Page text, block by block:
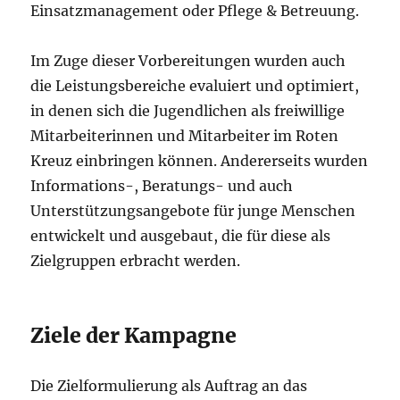
Einsatzmanagement oder Pflege & Betreuung.
Im Zuge dieser Vorbereitungen wurden auch
die Leistungsbereiche evaluiert und optimiert,
in denen sich die Jugendlichen als freiwillige
Mitarbeiterinnen und Mitarbeiter im Roten
Kreuz einbringen können. Andererseits wurden
Informations-, Beratungs- und auch
Unterstützungsangebote für junge Menschen
entwickelt und ausgebaut, die für diese als
Zielgruppen erbracht werden.
Ziele der Kampagne
Die Zielformulierung als Auftrag an das